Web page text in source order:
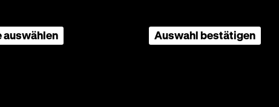
auswählen Auswahl bestätigen